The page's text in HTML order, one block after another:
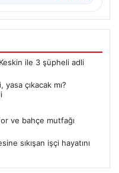
ile 3 şüpheli adli
çıkacak mı?
ve bahçe mutfağı
sıkışan işçi hayatını